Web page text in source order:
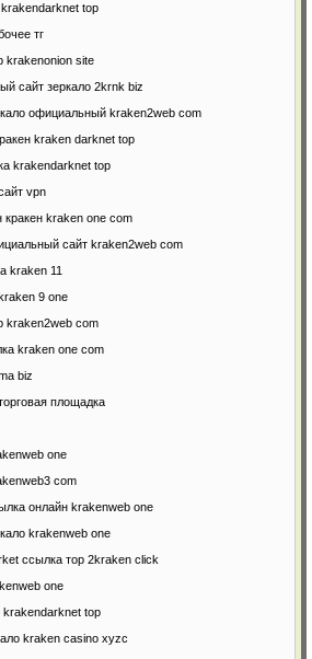
top
тг
krakenonion site
сайт зеркало 2krnk biz
официальный kraken2web com
kraken darknet top
krakendarknet top
vpn
кракен kraken one com
сайт kraken2web com
kraken 11
9 one
kraken2web com
kraken one com
biz
площадка
one
com
онлайн krakenweb one
krakenweb one
ссылка тор 2kraken click
one
krakendarknet top
kraken casino xyzс